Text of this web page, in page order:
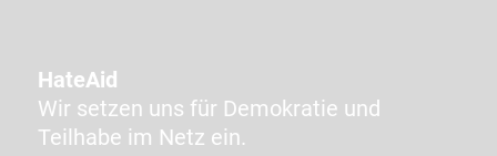
A
a
n
HateAid
Wir setzen uns für Demokratie und
Teilhabe im Netz ein.